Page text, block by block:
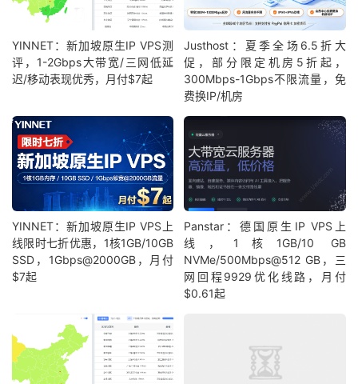
YINNET：新加坡原生IP VPS测
评，1-2Gbps大带宽/三网低延
迟/移动表现优秀，月付$7起
Justhost：夏季全场6.5折大
促，部分限定机房5折起，
300Mbps-1Gbps不限流量，免
费换IP/机房
YINNET：新加坡原生IP VPS上
线限时七折优惠，1核1GB/10GB
SSD，1Gbps@2000GB，月付
$7起
Panstar：德国原生IP VPS上
线，1核1GB/10 GB
NVMe/500Mbps@512 GB，三
网回程9929优化线路，月付
$0.61起